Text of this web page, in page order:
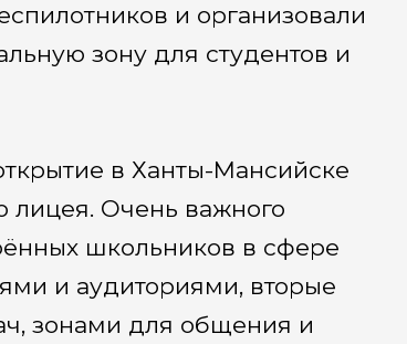
и организовали
зону для студентов и
в Ханты-Мансийске
лицея. Очень важного
школьников в сфере
и аудиториями, вторые
зонами для общения и